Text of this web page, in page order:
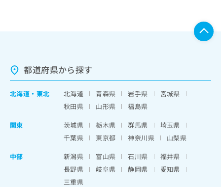
都道府県から探す
北海道 ・ 東北 北海道 青森県 岩手県
宮城県
秋田県
山形県
福島県
関東
茨城県 栃木県 群馬県
埼玉県
千葉県
東京都 神奈川県
山梨県
中部
新潟県 富山県 石川県
福井県
長野県
岐阜県 静岡県
愛知県
三重県